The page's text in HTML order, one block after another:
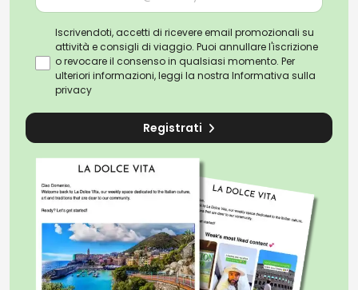
Iscrivendoti, accetti di ricevere email promozionali su
attività e consigli di viaggio. Puoi annullare l'iscrizione
o revocare il consenso in qualsiasi momento. Per
ulteriori informazioni, leggi la nostra Informativa sulla
privacy
Registrati